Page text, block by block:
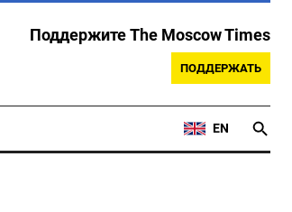
Поддержите The Moscow Times
ПОДДЕРЖАТЬ
EN